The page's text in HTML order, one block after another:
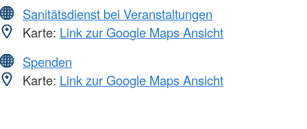
Sanitätsdienst bei Veranstaltungen
Karte: Link zur Google Maps Ansicht
Spenden
Karte: Link zur Google Maps Ansicht